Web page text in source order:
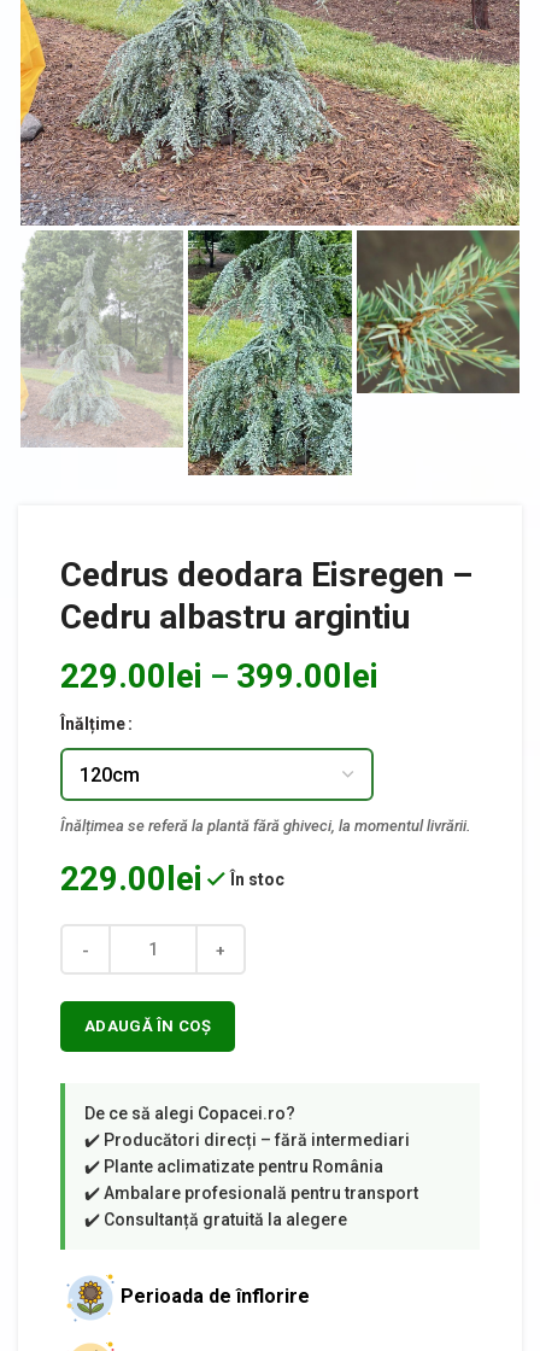
Cedrus deodara Eisregen –
Cedru albastru argintiu
229.00lei – 399.00lei
Înălțime
229.00lei În stoc
ADAUGĂ ÎN COȘ
Perioada de înflorire